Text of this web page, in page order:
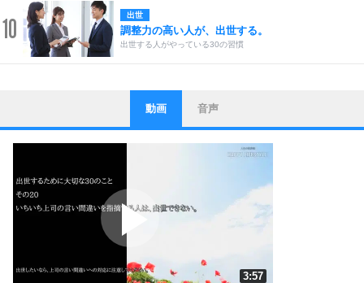
10 出世
調整力の高い人が、出世する。
出世する人がやっている30の習慣
1
ストレス対策
他人と比べない。
いっそのこと、他人を見ない。
いらいらしない人になる30の方法
ポジティブになれない原因は、行動しないから。
人生、なんとかなるもの。
動画 音声
3:57